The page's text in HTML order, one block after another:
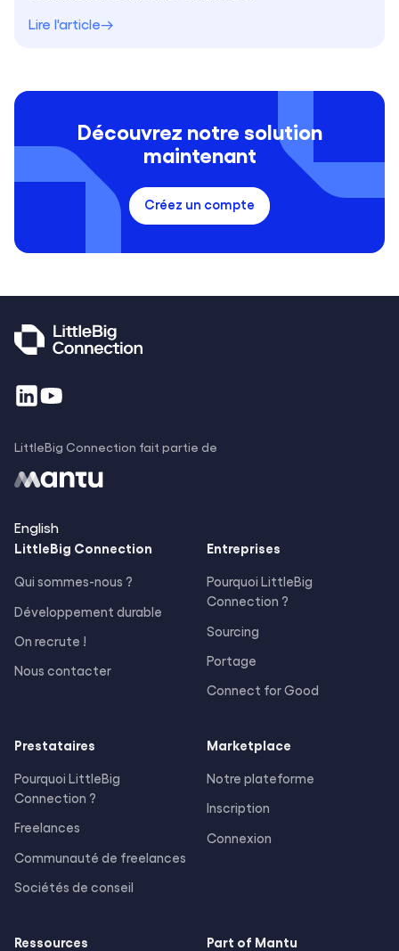
Lire l'article
Découvrez notre solution
maintenant
Créez un compte
LittleBig Connection fait partie de
English
LittleBig Connection
Qui sommes-nous ?
Développement durable
On recrute !
Nous contacter
Entreprises
Pourquoi LittleBig
Connection ?
Sourcing
Portage
Connect for Good
Prestataires
Pourquoi LittleBig
Connection ?
Freelances
Communauté de freelances
Sociétés de conseil
Marketplace
Notre plateforme
Inscription
Connexion
Ressources Part of Mantu